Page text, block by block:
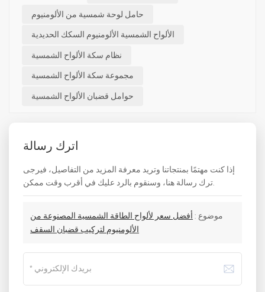
حامل لوحة شمسية من الألومنيوم
الألواح الشمسية الألومنيوم السكك الحديدية
نظام سكة الألواح الشمسية
مجموعة سكة الألواح الشمسية
حوامل قضبان الألواح الشمسية
اترك رسالة
إذا كنت مهتمًا بمنتجاتنا وتريد معرفة المزيد من التفاصيل، فيرجى
ترك رسالة هنا، وسنقوم بالرد عليك في أقرب وقت ممكن.
موضوع : أفضل سعر لألواح الطاقة الشمسية المصنوعة من
الألومنيوم لتركيب قضبان السقف